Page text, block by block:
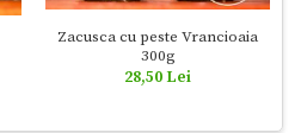
Zacusca cu peste Vrancioaia
300g
28,50 Lei